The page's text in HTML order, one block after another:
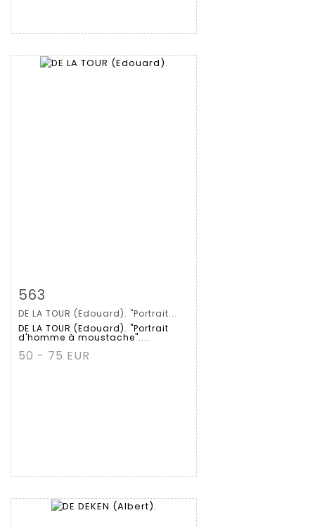
拍品详情
563
DE LA TOUR (Edouard). "Portrait...
DE LA TOUR (Edouard). "Portrait
d'homme à moustache"....
50 - 75 EUR